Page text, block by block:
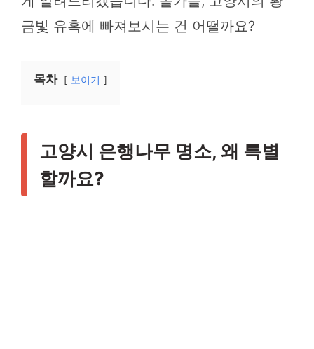
금빛 유혹에 빠져보시는 건 어떨까요?
목차 보이기
고양시 은행나무 명소, 왜 특별
할까요?